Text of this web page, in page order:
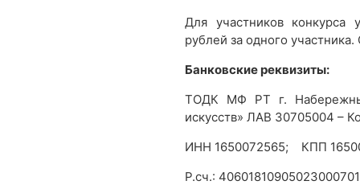
Для участников конкурса
рублей за одного
Банковские реквизиты:
ТОДК МФ РТ г.
искусств» ЛАВ 30705004 –
ИНН 1650072565; КПП
Р.сч.: